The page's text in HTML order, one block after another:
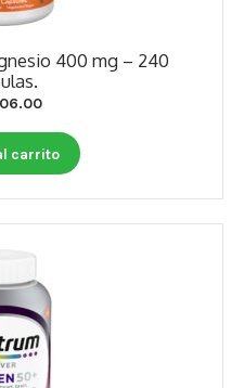
400 mg – 240
carrito